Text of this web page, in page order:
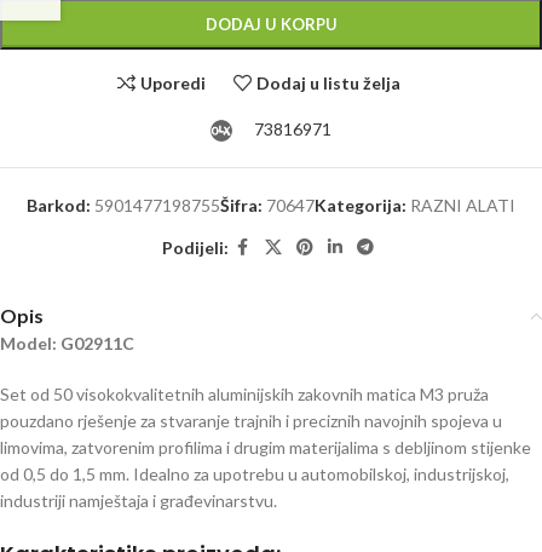
DODAJ U KORPU
Uporedi Dodaj u listu želja
73816971
Barkod: 5901477198755Šifra: 70647Kategorija: RAZNI ALATI
Podijeli:
Opis
Model: G02911C
Set od 50 visokokvalitetnih aluminijskih zakovnih matica M3 pruža
pouzdano rješenje za stvaranje trajnih i preciznih navojnih spojeva u
limovima, zatvorenim profilima i drugim materijalima s debljinom stijenke
od 0,5 do 1,5 mm. Idealno za upotrebu u automobilskoj, industrijskoj,
industriji namještaja i građevinarstvu.